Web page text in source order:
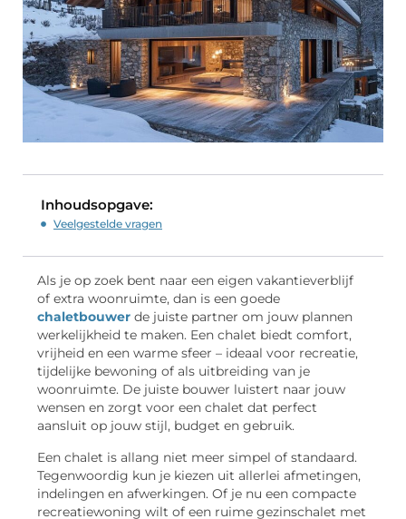
Inhoudsopgave:
Veelgestelde vragen
Als je op zoek bent naar een eigen vakantieverblijf
of extra woonruimte, dan is een goede
chaletbouwer de juiste partner om jouw plannen
werkelijkheid te maken. Een chalet biedt comfort,
vrijheid en een warme sfeer – ideaal voor recreatie,
tijdelijke bewoning of als uitbreiding van je
woonruimte. De juiste bouwer luistert naar jouw
wensen en zorgt voor een chalet dat perfect
aansluit op jouw stijl, budget en gebruik.
Een chalet is allang niet meer simpel of standaard.
Tegenwoordig kun je kiezen uit allerlei afmetingen,
indelingen en afwerkingen. Of je nu een compacte
recreatiewoning wilt of een ruime gezinschalet met